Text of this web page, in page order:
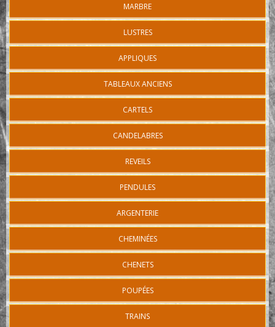
MARBRE
LUSTRES
APPLIQUES
TABLEAUX ANCIENS
CARTELS
CANDELABRES
REVEILS
PENDULES
ARGENTERIE
CHEMINÉES
CHENETS
POUPÉES
TRAINS